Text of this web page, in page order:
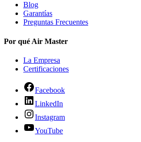
Blog
Garantías
Preguntas Frecuentes
Por qué Air Master
La Empresa
Certificaciones
Facebook
LinkedIn
Instagram
YouTube